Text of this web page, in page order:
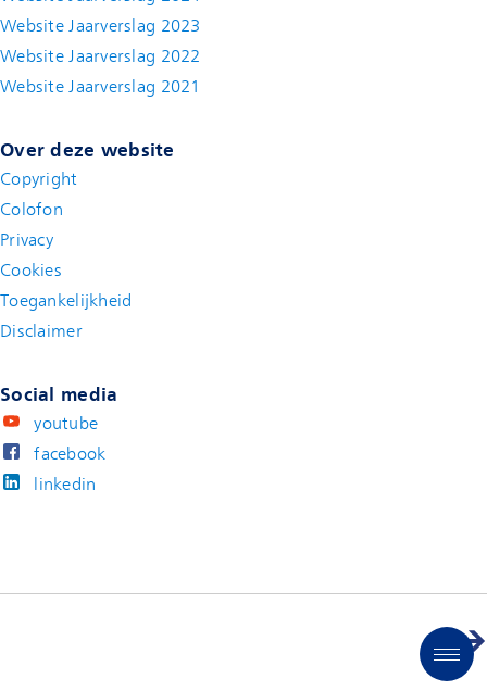
Website Jaarverslag 2023
Website Jaarverslag 2022
Website Jaarverslag 2021
Over deze website
Copyright
Colofon
Privacy
Cookies
Toegankelijkheid
Disclaimer(new window)
Social media
youtube
facebook
linkedin